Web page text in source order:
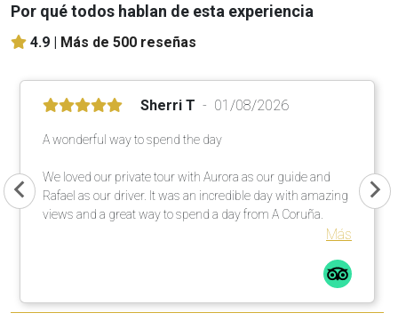
Por qué todos hablan de esta experiencia
4.9 | Más de 500 reseñas
Sherri T 01/08/2026
A wonderful way to spend the day
We loved our private tour with Aurora as our guide and
Rafael as our driver. It was an incredible day with amazing
views and a great way to spend a day from A Coruña.
Más